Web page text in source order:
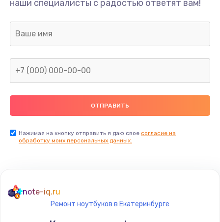
Заказать
Замена сканера отпечатка
Заказать
Замена разъема SIM
наши специалисты с радостью ответят вам!
Нажимая на кнопку отправить я даю свое согласие на
обработку моих персональных данных.
note-iq.ru
Ремонт ноутбуков в Екатеринбурге